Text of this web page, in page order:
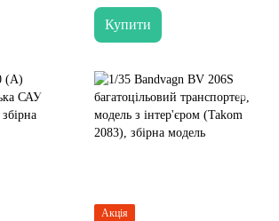
Купити
Акція